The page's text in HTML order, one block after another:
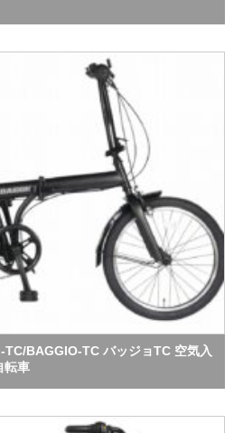
BAGGIO-TC バッジョTC 空気入
転車